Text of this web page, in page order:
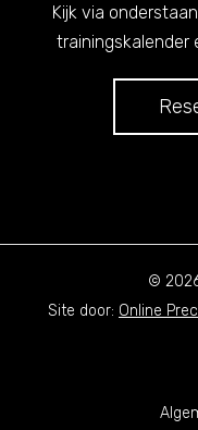
Kijk via
trainingskalender
©
Site door: Online